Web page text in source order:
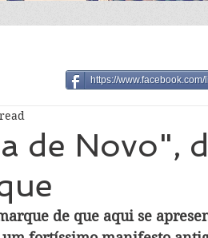
de Novo",
de que aqui se
https://